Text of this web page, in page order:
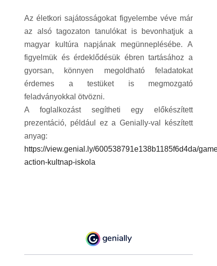
Az életkori sajátosságokat figyelembe véve már
az alsó tagozaton tanulókat is bevonhatjuk a
magyar kultúra napjának megünneplésébe. A
figyelmük és érdeklődésük ébren tartásához a
gyorsan, könnyen megoldható feladatokat
érdemes a testüket is megmozgató
feladványokkal ötvözni.
A foglalkozást segítheti egy előkészített
prezentáció, például ez a Genially-val készített
anyag:
https://view.genial.ly/600538791e138b1185f6d4da/
action-kultnap-iskola